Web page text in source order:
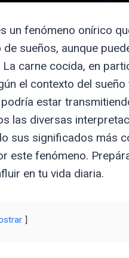
un fenómeno onírico
sueños, aunque
carne cocida, en
el contexto del
estar
las diversas
sus significados más
este fenómeno.
en tu vida diaria.